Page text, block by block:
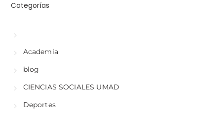
Categorías
Academia
blog
CIENCIAS SOCIALES UMAD
Deportes